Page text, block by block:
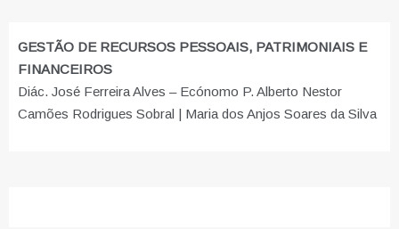
GESTÃO DE RECURSOS PESSOAIS, PATRIMONIAIS E
FINANCEIROS
Diác. José Ferreira Alves – Ecónomo P. Alberto Nestor
Camões Rodrigues Sobral | Maria dos Anjos Soares da Silva